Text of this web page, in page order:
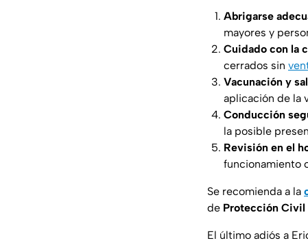
Abrigarse
mayores y
Cuidado con la
cerrados sin
Vacunación y
aplicación de la
Conducción
la posible
Revisión en el
funcionamiento
Se recomienda a la
de Protección Civil
El último adiós a